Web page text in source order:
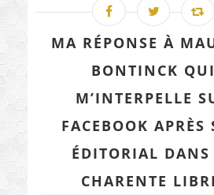
MA RÉPONSE À
BONTINCK QUI
M’INTERPELLE
FACEBOOK APRÈS
ÉDITORIAL
CHARENTE